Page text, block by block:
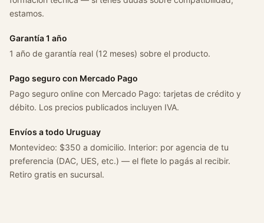
0
8
2
a
n
t
d
a
d
estamos.
Garantía 1 año
1 año de garantía real (12 meses) sobre el producto.
Pago seguro con Mercado Pago
Pago seguro online con Mercado Pago: tarjetas de crédito y
débito. Los precios publicados incluyen IVA.
Envíos a todo Uruguay
Montevideo: $350 a domicilio. Interior: por agencia de tu
preferencia (DAC, UES, etc.) — el flete lo pagás al recibir.
Retiro gratis en sucursal.